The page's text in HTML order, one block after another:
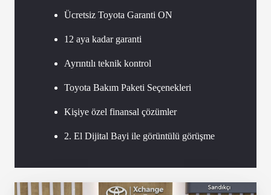
Ücretsiz Toyota Garanti ON
12 aya kadar garanti
Ayrıntılı teknik kontrol
Toyota Bakım Paketi Seçenekleri
Kişiye özel finansal çözümler
2. El Dijital Bayi ile görüntülü görüşme